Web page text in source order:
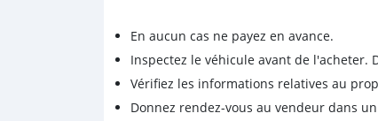
En aucun cas ne payez en avance.
Inspectez le véhicule avant de l'acheter.
Vérifiez les informations relatives au
Donnez rendez-vous au vendeur dans